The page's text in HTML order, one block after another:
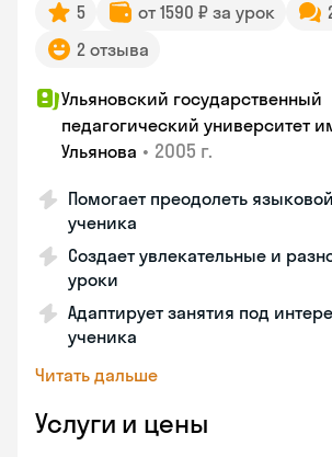
5 от 1590 ₽ за урок
2 отзыва
Ульяновский государственный
педагогический университет
Ульянова • 2005 г.
Помогает преодолеть
ученика
Создает увлекательные и
уроки
Адаптирует занятия под
ученика
Читать дальше
Услуги и цены